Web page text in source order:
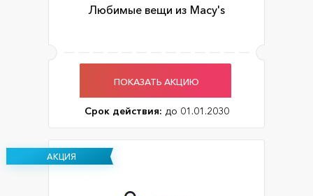
Любимые вещи из Macy's
ПОКАЗАТЬ АКЦИЮ
Срок действия: до 01.01.2030
АКЦИЯ